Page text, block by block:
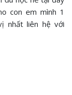
con em mình 1
nhất liên hệ với